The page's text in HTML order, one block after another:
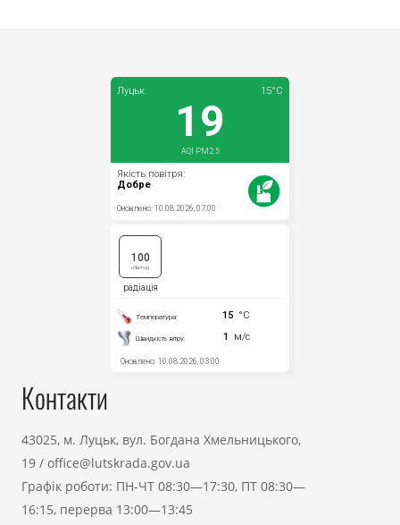
Контакти
43025, м. Луцьк, вул. Богдана Хмельницького,
19 / office@lutskrada.gov.ua
Графік роботи: ПН-ЧТ 08:30—17:30, ПТ 08:30—
16:15, перерва 13:00—13:45